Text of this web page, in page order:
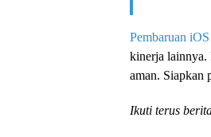
Pembaruan iOS
kinerja lainnya.
aman. Siapkan
Ikuti terus